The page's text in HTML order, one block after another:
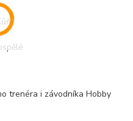
trenéra i závodníka Hobby